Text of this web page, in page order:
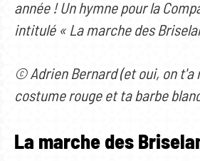
année ! Un hymne pour la
intitulé « La marche des
© Adrien Bernard (et oui, on t'a
costume rouge et ta barbe
La marche des